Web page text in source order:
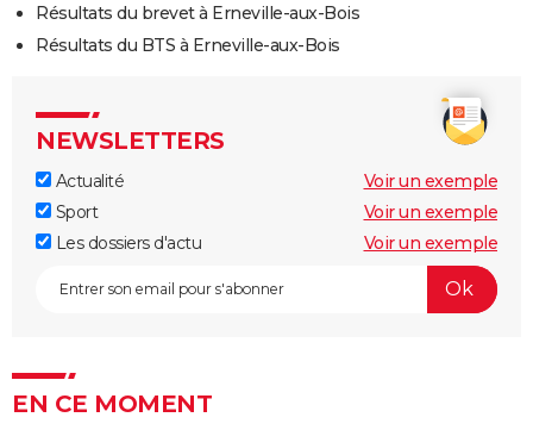
Résultats du brevet à Erneville-aux-Bois
Résultats du BTS à Erneville-aux-Bois
NEWSLETTERS
Actualité
Voir un exemple
Sport
Voir un exemple
Les dossiers d'actu
Voir un exemple
EN CE MOMENT